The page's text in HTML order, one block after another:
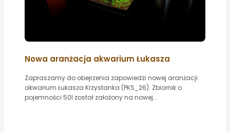
Nowa aranżacja akwarium Łukasza
Zapraszamy do obejrzenia zapowiedzi nowej aranżacji
akwarium Łukasza Krzystanka (PKS_26). Zbiornik o
pojemności 50l został założony na nowej...